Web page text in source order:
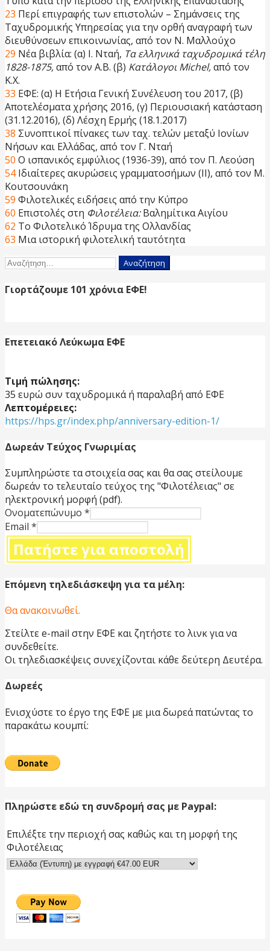
23 Περί επιγραφής των επιστολών – Σημάνσεις της
Ταχυδρομικής Υπηρεσίας για την ορθή αναγραφή των
διευθύνσεων επικοινωνίας, από τον Ν. Μαλλούχο
29 Νέα βιβλία: (α) Ι. Νταή, Τα ελληνικά ταχυδρομικά τέλη
1828-1875,από τον Α.Β. (β) Κατάλογοι Michel,από τον
Κ.Χ.
33 ΕΦΕ: (α) Η Ετήσια Γενική Συνέλευση του 2017, (β)
Αποτελέσματα χρήσης 2016, (γ) Περιουσιακή κατάσταση
(31.12.2016), (δ) Λέσχη Ερμής (18.1.2017)
38 Συνοπτικοί πίνακες των ταχ. τελών μεταξύ Ιονίων
Νήσων και Ελλάδας, από τον Γ. Νταή
50 Ο ισπανικός εμφύλιος (1936-39), από τον Π. Λεούση
54Ιδιαίτερες ακυρώσεις γραμματοσήμων (II), από τον Μ.
Κουτσουνάκη
59 Φιλοτελικές ειδήσεις από την Κύπρο
60 Επιστολές στη Φιλοτέλεια:Βαλημίτικα Αιγίου
62 Το Φιλοτελικό Ίδρυμα της Ολλανδίας
63 Μια ιστορική φιλοτελική ταυτότητα
Αναζήτηση
Γιορτάζουμε 101 χρόνια ΕΦΕ!
Επετειακό Λεύκωμα ΕΦΕ
Τιμή πώλησης:
35 ευρώ συν ταχυδρομικά ή παραλαβή από ΕΦΕ
Λεπτομέρειες:
https://hps.gr/index.php/anniversary-edition-1/
Δωρεάν Τεύχος Γνωριμίας
Συμπληρώστε τα στοιχεία σας και θα σας στείλουμε
δωρεάν το τελευταίο τεύχος της "Φιλοτέλειας" σε
ηλεκτρονική μορφή (pdf).
Ονοματεπώνυμο *
Email *
Πατήστε για αποστολή
Επόμενη τηλεδιάσκεψη για τα μέλη:
Θα ανακοινωθεί.
Στείλτε e-mail στην ΕΦΕ και ζητήστε το λινκ για να
συνδεθείτε.
Οι τηλεδιασκέψεις συνεχίζονται κάθε δεύτερη Δευτέρα.
Δωρεές
Ενισχύστε το έργο της ΕΦΕ με μια δωρεά πατώντας το
παρακάτω κουμπί:
Πληρώστε εδώ τη συνδρομή σας με Paypal:
Επιλέξτε την περιοχή σας καθώς και τη μορφή της
Φιλοτέλειας